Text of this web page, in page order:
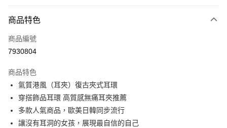
信用卡一次付款
信用卡分期付款
合作金庫商業銀行
華南商業銀行
上海商業儲蓄銀行
台北富邦商業銀行
國泰世華商業銀行
兆豐國際商業銀行
臺灣中小企業銀行
台中商業銀行
6 期 0 利率 每期
華南商業銀行
彰化商業銀行
上海商業儲蓄銀行
台北富邦商業銀行
國泰世華商業銀行
兆豐國際商業銀行
LINE Pay
Apple Pay
商品特色
商品編號
7930804
商品特色
氣質港風（耳夾）復古夾式耳環
穿搭飾品耳環 高質感無痛耳夾推薦
多款人氣商品，歐美日韓同步流行
讓沒有耳洞的女孩，展現最自信的自己